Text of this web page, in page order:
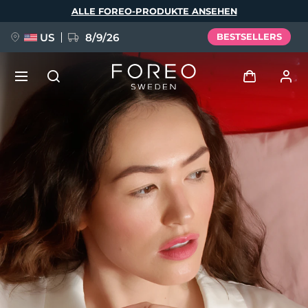
ALLE FOREO-PRODUKTE ANSEHEN
US 8/9/26 BESTSELLERS
Anmelden
Benutzerkonto
Meine Geräte
Meine Bestellungen
Meine Adressen
Meine Abonnements
FAQ™ Pure Beauty-Tech Elixir
BREAKING NEWS
issa™ Teeth Whitening Set
Sprache
English Deutsch
Español
Français
Português
Polski
Svenska
Русский
Türkçe
简体中文 繁體中文